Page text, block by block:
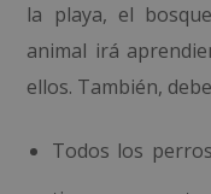
la playa, el
animal irá
ellos. También,
Todos los